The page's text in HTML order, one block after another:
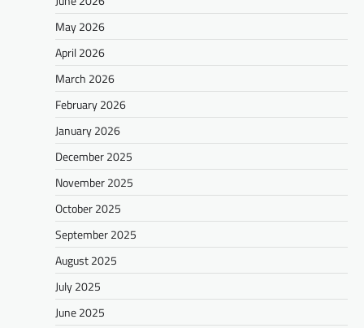
May 2026
April 2026
March 2026
February 2026
January 2026
December 2025
November 2025
October 2025
September 2025
August 2025
July 2025
June 2025